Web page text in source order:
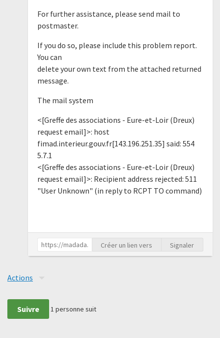
For further assistance, please send mail to
postmaster.
If you do so, please include this problem report.
You can
delete your own text from the attached returned
message.
The mail system
<[Greffe des associations - Eure-et-Loir (Dreux)
request email]>: host
fimad.interieur.gouv.fr[143.196.251.35] said: 554
5.7.1
<[Greffe des associations - Eure-et-Loir (Dreux)
request email]>: Recipient address rejected: 511
"User Unknown" (in reply to RCPT TO command)
Créer un lien vers Signaler
Actions
Suivre 1 personne suit